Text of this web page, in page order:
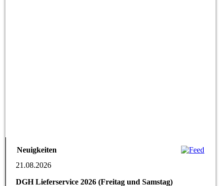
Neuigkeiten
21.08.2026
DGH Lieferservice 2026 (Freitag und Samstag)